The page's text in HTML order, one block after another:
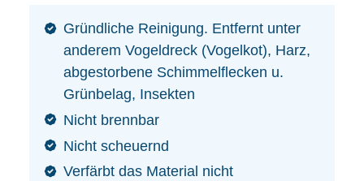
Gründliche Reinigung. Entfernt unter
anderem Vogeldreck (Vogelkot), Harz,
abgestorbene Schimmelflecken u.
Grünbelag, Insekten
Nicht brennbar
Nicht scheuernd
Verfärbt das Material nicht